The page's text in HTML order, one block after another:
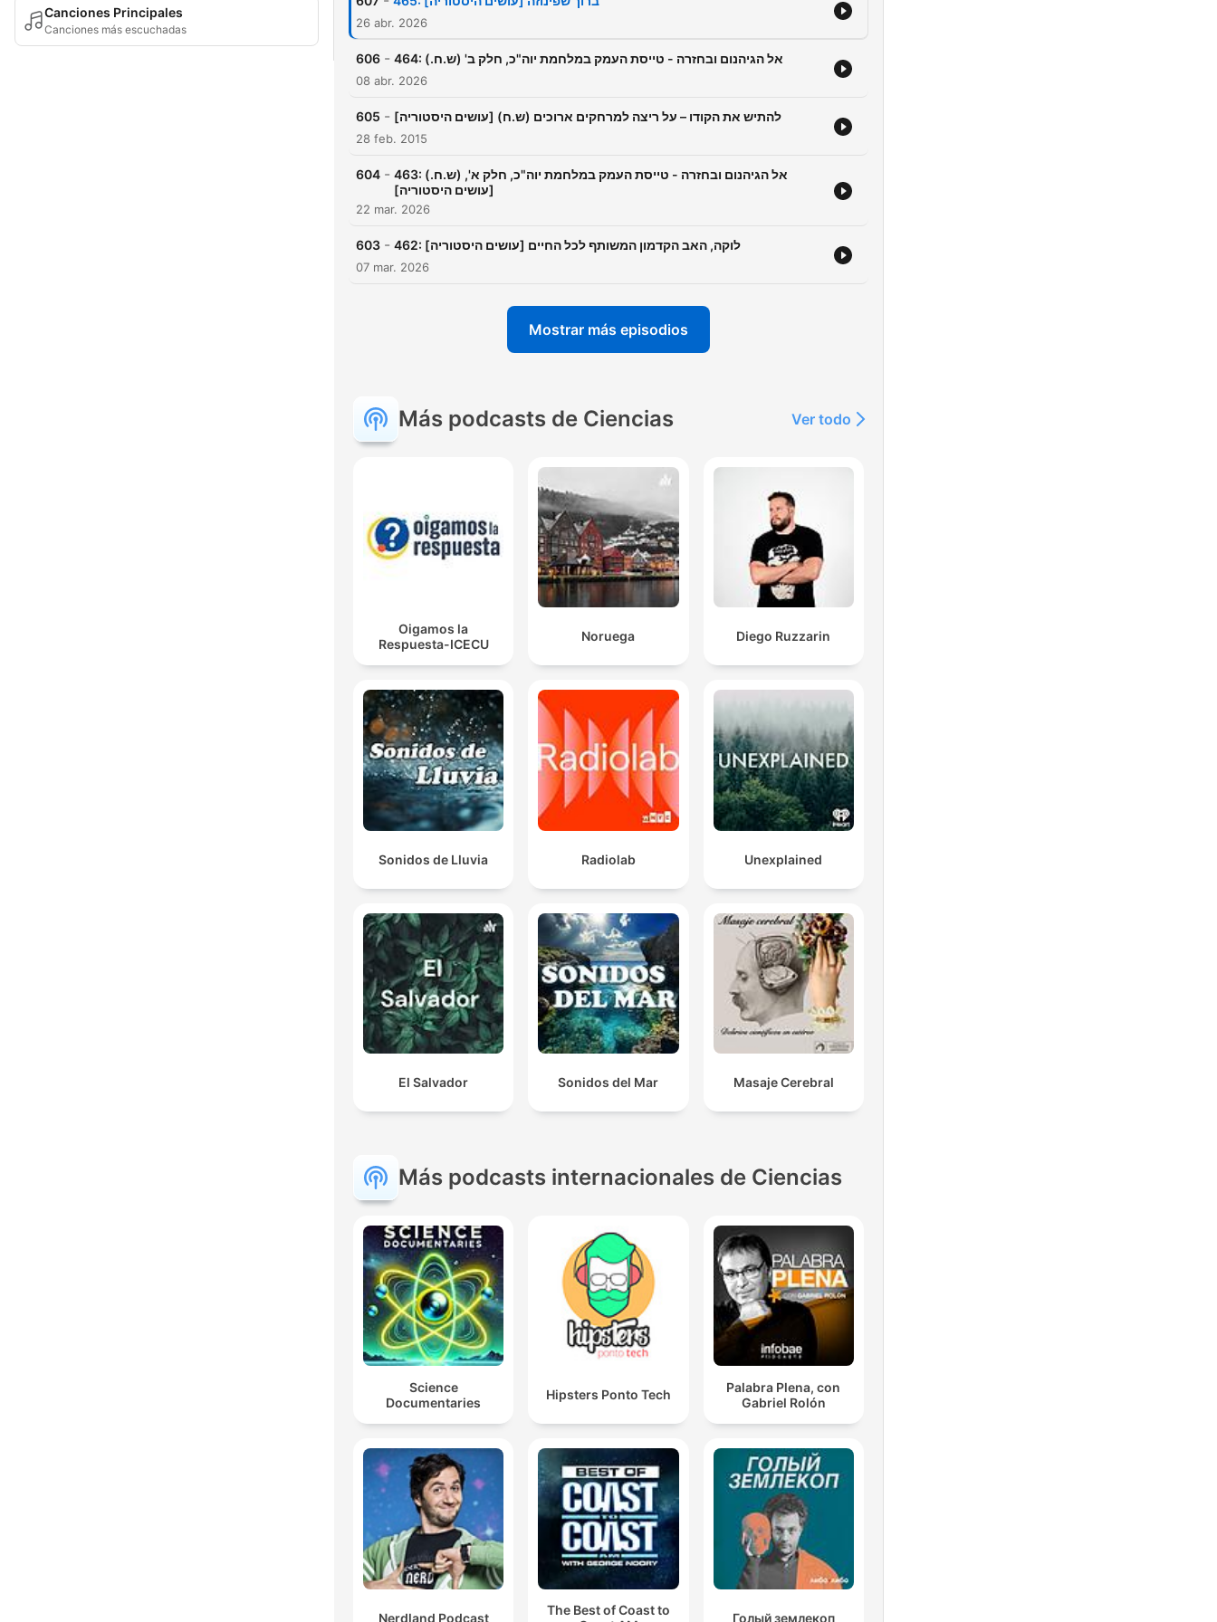
Canciones Principales
Canciones más escuchadas 26 abr. 2026
606 - 464: אל הגיהנום ובחזרה - טייסת העמק במלחמת יוה"כ, חלק ב' (ש.ח.)
08 abr. 2026
605 - [עושים היסטוריה] (ש.ח) להתיש את הקודו – על ריצה למרחקים ארוכים
28 feb. 2015
604 - 463: אל הגיהנום ובחזרה - טייסת העמק במלחמת יוה"כ, חלק א', (ש.ח.)
[עושים היסטוריה]
22 mar. 2026
603 - 462: לוקה, האב הקדמון המשותף לכל החיים [עושים היסטוריה]
07 mar. 2026
Mostrar más episodios
Más podcasts de Ciencias Ver todo
Oigamos la
Respuesta-ICECU
Noruega Diego Ruzzarin
Sonidos de Lluvia Radiolab Unexplained
El Salvador Sonidos del Mar Masaje Cerebral
Más podcasts internacionales de Ciencias
Science
Documentaries
Hipsters Ponto Tech
Palabra Plena, con
Gabriel Rolón
Nerdland Podcast
The Best of Coast to
Голый землекоп